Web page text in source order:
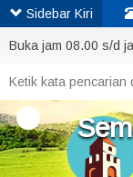
Buka jam 08.00 s/d
Sidebar Kiri